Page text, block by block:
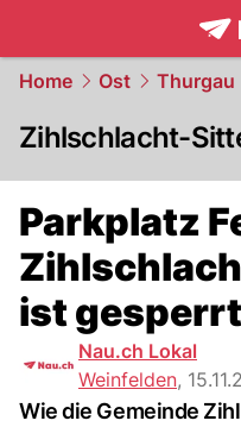
Home Ost Thurgau
Zihlschlacht-
Parkplatz
ist gesperrt
Nau.ch Lokal
Weinfelden,
Wie die Gemeinde